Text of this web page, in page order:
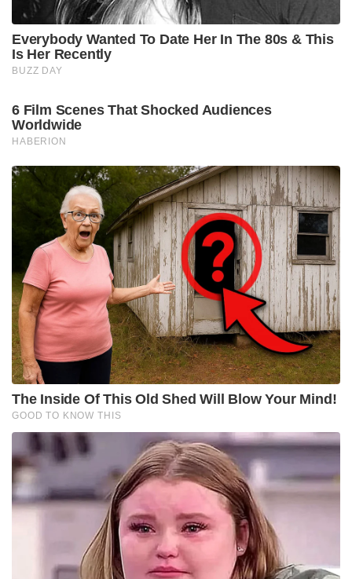
Everybody Wanted To Date Her In The 80s & This
Is Her Recently
BUZZ DAY
6 Film Scenes That Shocked Audiences
Worldwide
HABERION
The Inside Of This Old Shed Will Blow Your Mind!
GOOD TO KNOW THIS